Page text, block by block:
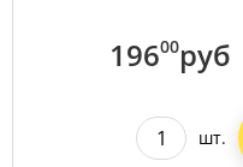
19600руб
шт.